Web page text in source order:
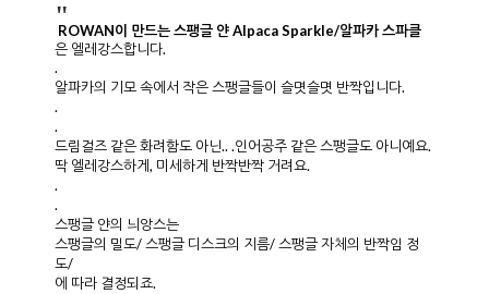
"
ROWAN이 만드는 스팽글 얀 Alpaca Sparkle/알파카 스파클
은 엘레강스합니다.
.
알파카의 기모 속에서 작은 스팽글들이 슬몃슬몃 반짝입니다.
.
.
드림걸즈 같은 화려함도 아닌.. .인어공주 같은 스팽글도 아니예요.
딱 엘레강스하게, 미세하게 반짝반짝 거려요.
.
.
스팽글 얀의 늬앙스는
스팽글의 밀도/ 스팽글 디스크의 지름/ 스팽글 자체의 반짝임 정
도/
에 따라 결정되죠.